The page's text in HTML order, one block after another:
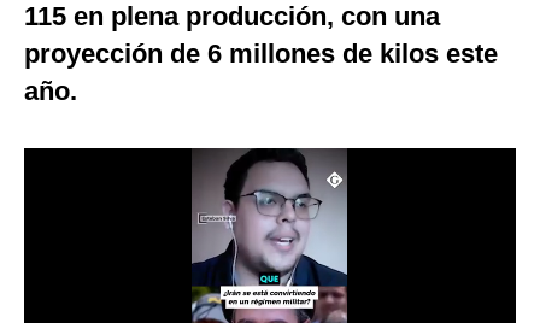
Videos
Fotogalerías
115 en plena producción, con una
proyección de 6 millones de kilos este
año.